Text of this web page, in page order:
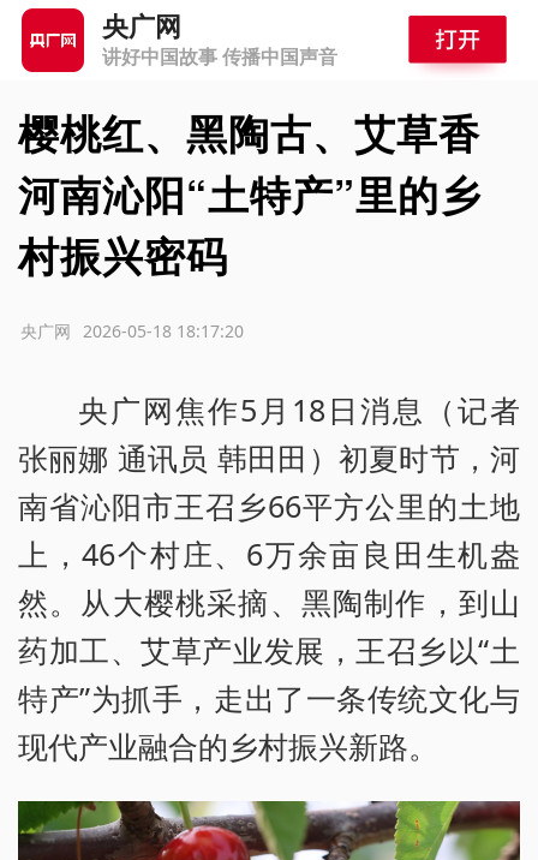
央广网
讲好中国故事 传播中国声音
樱桃红、黑陶古、艾草香
河南沁阳“土特产”里的乡
村振兴密码
2026-05-18 18:17:20
央广网
央广网焦作5月18日消息（记者
张丽娜 通讯员 韩田田）初夏时节，河
南省沁阳市王召乡66平方公里的土地
上，46个村庄、6万余亩良田生机盎
然。从大樱桃采摘、黑陶制作，到山
药加工、艾草产业发展，王召乡以“土
特产”为抓手，走出了一条传统文化与
现代产业融合的乡村振兴新路。